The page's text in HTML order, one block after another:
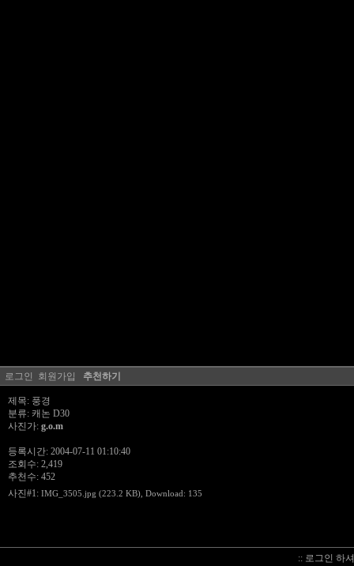
로그인 회원가입 추천하기
제목: 풍경
분류: 캐논 D30
사진가: g.o.m
등록시간: 2004-07-11 01:10:40
조회수: 2,419
추천수: 452
사진#1: IMG_3505.jpg (223.2 KB) , Download: 135
:: 로그인 하